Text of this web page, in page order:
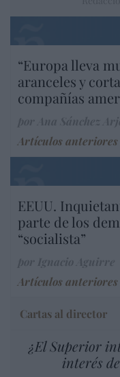
“Europa lleva
aranceles y
compañías
Artículos anteriores
EEUU.
parte de los
“socialista”
Artículos anteriores
Cartas al director
¿El Superior
interés